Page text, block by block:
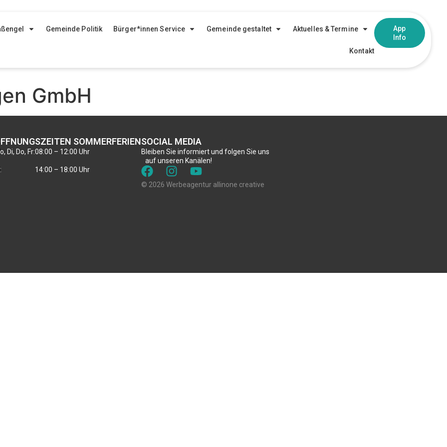
Gemeinde Politik Bürger*innen Service Gemeinde gestaltet Aktuelles & Termine
Kontakt
App
Info
GmbH
SOMMERFERIEN
Di, Do, Fr:08:00 – 12:00 Uhr
14:00 – 18:00 Uhr
SOCIAL MEDIA
Bleiben Sie informiert und folgen Sie uns
auf unseren Kanälen!
© 2026 Werbeagentur allinone creative